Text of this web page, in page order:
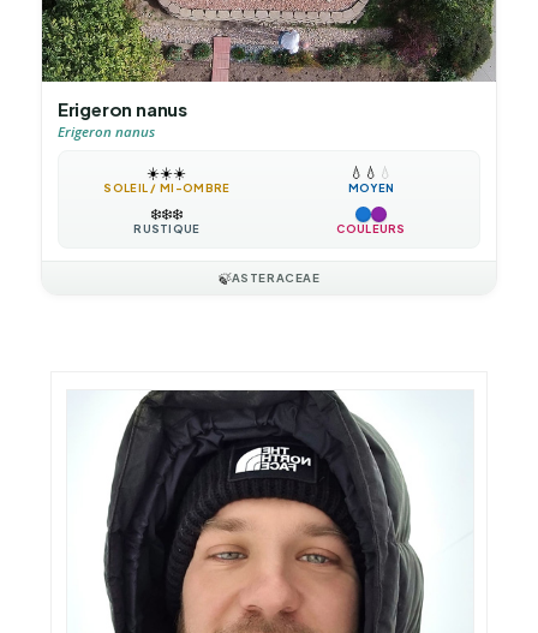
Erigeron nanus
Erigeron nanus
☀️☀️☀️
SOLEIL / MI-OMBRE
💧 💧 💧
MOYEN
❄️❄️❄️
RUSTIQUE COULEURS
🍃ASTERACEAE